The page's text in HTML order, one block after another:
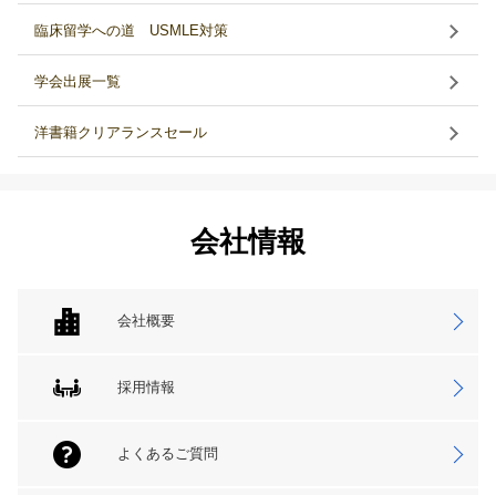
臨床留学への道 USMLE対策
学会出展一覧
洋書籍クリアランスセール
会社情報
会社概要
採用情報
よくあるご質問